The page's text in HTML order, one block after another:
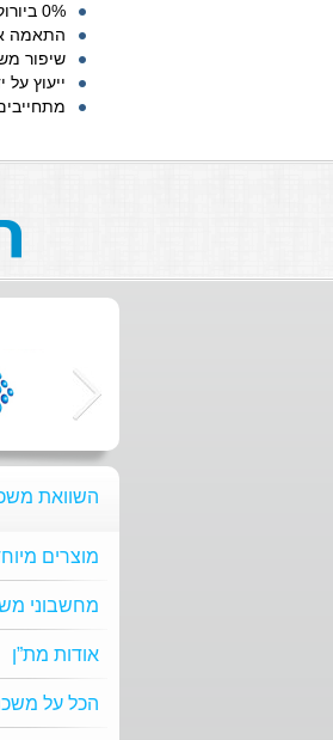
0% ביורוקרטיה מול הבנקים!
התאמה
שיפור
ייעוץ על
השוואת
מוצרים
מחשבוני
אודות מת”ן
הכל על